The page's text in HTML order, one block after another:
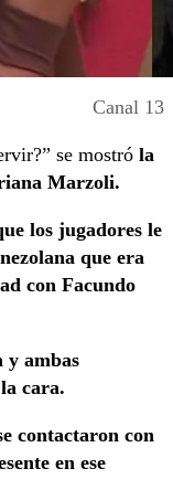
Canal 13
se mostró la
Marzoli.
los jugadores le
que era
con Facundo
y ambas
cara.
contactaron con
en ese